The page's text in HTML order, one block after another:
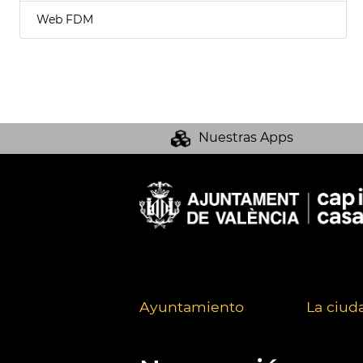
Web FDM
Nuestras Apps
Ayuntamiento La